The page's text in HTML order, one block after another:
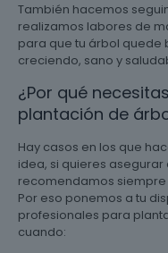
También hacemos
realizamos labores de
para que tu árbol quede
creciendo, sano y
¿Por qué
plantación de
Hay casos en los que
idea, si quieres asegurar
recomendamos
Por eso ponemos a tu
profesionales para
cuando: